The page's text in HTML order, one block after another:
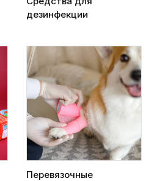
дезинфекции
Перевязочные